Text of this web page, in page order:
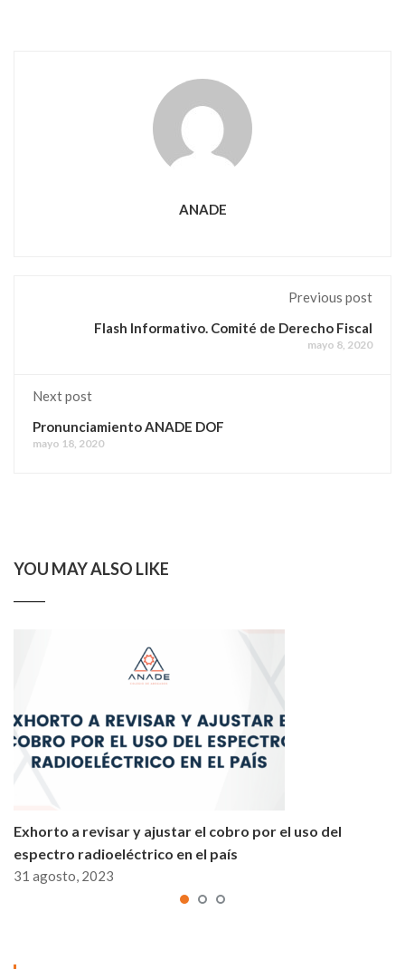
ANADE
Previous post
Flash Informativo. Comité de Derecho Fiscal
mayo 8, 2020
Next post
Pronunciamiento ANADE DOF
mayo 18, 2020
YOU MAY ALSO LIKE
Exhorto a revisar y ajustar el cobro por el uso del
espectro radioeléctrico en el país
31 agosto, 2023